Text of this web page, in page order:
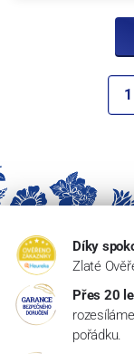
1
Díky
Zlaté
Přes 20
pořádku.